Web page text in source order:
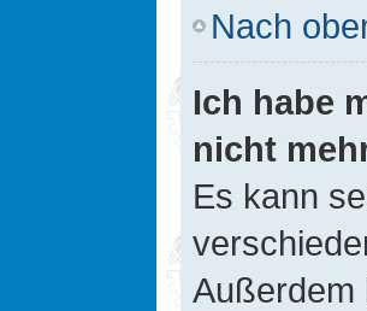
Nach
Ich habe
nicht
Es kann
Außerdem